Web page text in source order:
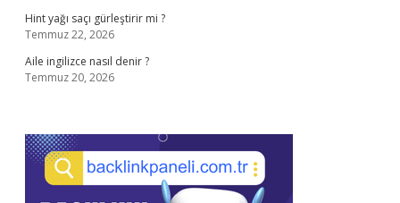
Hint yağı saçı gürleştirir mi ?
Temmuz 22, 2026
Aile ingilizce nasıl denir ?
Temmuz 20, 2026